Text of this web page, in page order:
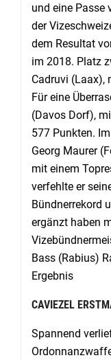
und eine Passe
der
dem Resultat
im 2018. Platz
Cadruvi (Laax),
Für eine
(Davos Dorf),
577 Punkten.
Georg Maurer
mit einem
verfehlte er
Bündnerrekord
ergänzt haben
Bass (Rabius)
Ergebnis
CAVIEZEL
Spannend